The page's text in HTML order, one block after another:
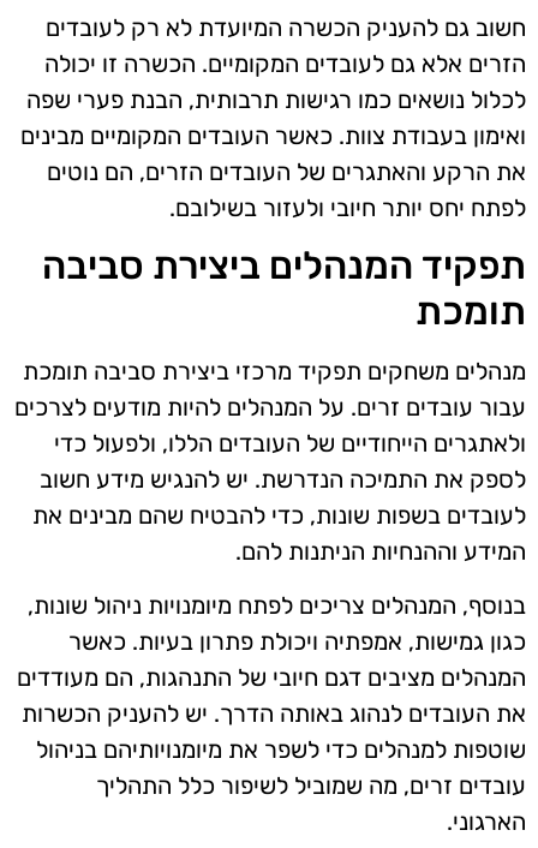
חשוב גם להעניק הכשרה המיועדת לא רק לעובדים
הזרים אלא גם לעובדים המקומיים. הכשרה זו יכולה
לכלול נושאים כמו רגישות תרבותית, הבנת פערי שפה
ואימון בעבודת צוות. כאשר העובדים המקומיים מבינים
את הרקע והאתגרים של העובדים הזרים, הם נוטים
לפתח יחס יותר חיובי ולעזור בשילובם.
תפקיד המנהלים ביצירת סביבה
תומכת
מנהלים משחקים תפקיד מרכזי ביצירת סביבה תומכת
עבור עובדים זרים. על המנהלים להיות מודעים לצרכים
ולאתגרים הייחודיים של העובדים הללו, ולפעול כדי
לספק את התמיכה הנדרשת. יש להנגיש מידע חשוב
לעובדים בשפות שונות, כדי להבטיח שהם מבינים את
המידע וההנחיות הניתנות להם.
בנוסף, המנהלים צריכים לפתח מיומנויות ניהול שונות,
כגון גמישות, אמפתיה ויכולת פתרון בעיות. כאשר
המנהלים מציבים דגם חיובי של התנהגות, הם מעודדים
את העובדים לנהוג באותה הדרך. יש להעניק הכשרות
שוטפות למנהלים כדי לשפר את מיומנויותיהם בניהול
עובדים זרים, מה שמוביל לשיפור כלל התהליך
הארגוני.